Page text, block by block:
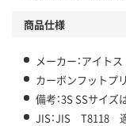
商品仕様
メーカー：アイトス
カーボンフットプ
備考：3S SSサイ
JIS：JIS T8118 適